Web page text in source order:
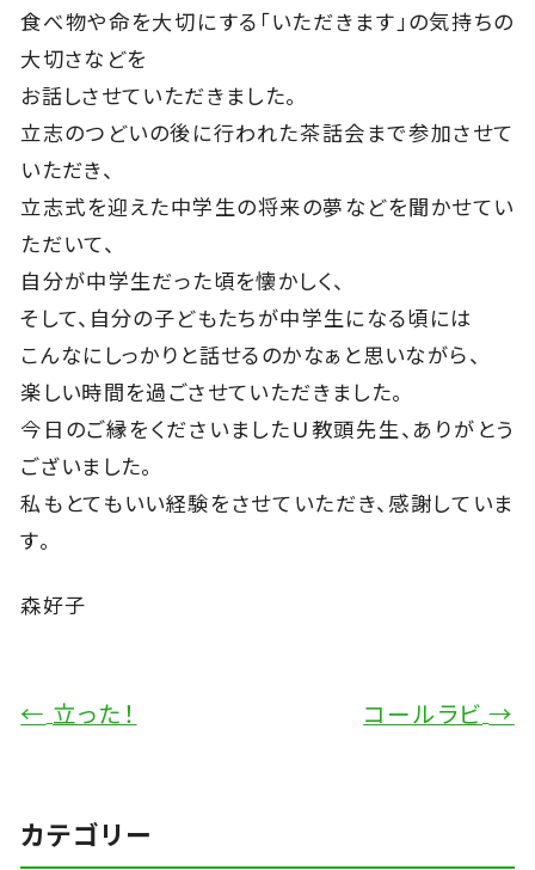
食べ物や命を大切にする「いただきます」の気持ちの
大切さなどを
お話しさせていただきました。
立志のつどいの後に行われた茶話会まで参加させて
いただき、
立志式を迎えた中学生の将来の夢などを聞かせてい
ただいて、
自分が中学生だった頃を懐かしく、
そして、自分の子どもたちが中学生になる頃には
こんなにしっかりと話せるのかなぁと思いながら、
楽しい時間を過ごさせていただきました。
今日のご縁をくださいましたＵ教頭先生、ありがとう
ございました。
私もとてもいい経験をさせていただき、感謝していま
す。
森好子
← 立った！ コールラビ →
カテゴリー